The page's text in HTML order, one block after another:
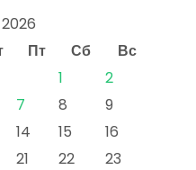
2026
Пт Сб
Вс
1
2
7 8
9
14 15
16
21 22
23